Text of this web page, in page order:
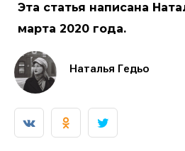
Эта статья написана
марта 2020 года.
Наталья Гедьо